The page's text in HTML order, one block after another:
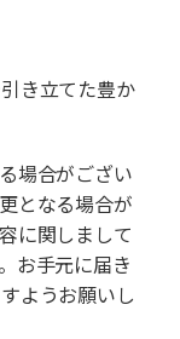
き立てた豊か
場合がござい
となる場合が
に関しまして
お手元に届き
ようお願いし